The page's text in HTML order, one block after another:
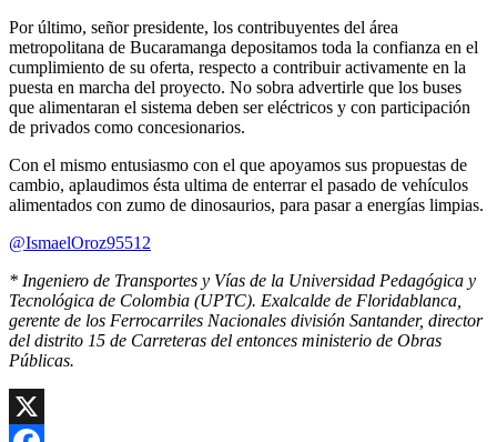
Por último, señor presidente, los contribuyentes del área
metropolitana de Bucaramanga depositamos toda la confianza en el
cumplimiento de su oferta, respecto a contribuir activamente en la
puesta en marcha del proyecto. No sobra advertirle que los buses
que alimentaran el sistema deben ser eléctricos y con participación
de privados como concesionarios.
Con el mismo entusiasmo con el que apoyamos sus propuestas de
cambio, aplaudimos ésta ultima de enterrar el pasado de vehículos
alimentados con zumo de dinosaurios, para pasar a energías limpias.
@IsmaelOroz95512
* Ingeniero de Transportes y Vías de la Universidad Pedagógica y
Tecnológica de Colombia (UPTC). Exalcalde de Floridablanca,
gerente de los Ferrocarriles Nacionales división Santander, director
del distrito 15 de Carreteras del entonces ministerio de Obras
Públicas.